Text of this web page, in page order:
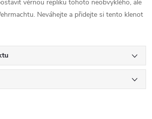
věrnou repliku tohoto neobvyklého, ale
Neváhejte a přidejte si tento klenot